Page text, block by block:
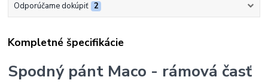
Odporúčame dokúpiť 2
Kompletné špecifikácie
Spodný pánt Maco - rámová časť